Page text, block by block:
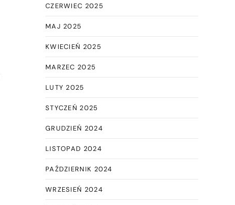
CZERWIEC 2025
MAJ 2025
KWIECIEŃ 2025
MARZEC 2025
LUTY 2025
STYCZEŃ 2025
GRUDZIEŃ 2024
LISTOPAD 2024
PAŹDZIERNIK 2024
WRZESIEŃ 2024